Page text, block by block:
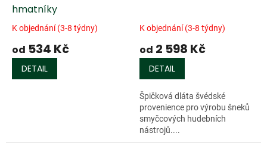
hmatníky
K objednání (3-8 týdny)
od 534 Kč
DETAIL
K objednání (3-8 týdny)
od 2 598 Kč
DETAIL
Špičková dláta švédské
provenience pro výrobu šneků
smyčcových hudebních
nástrojů....